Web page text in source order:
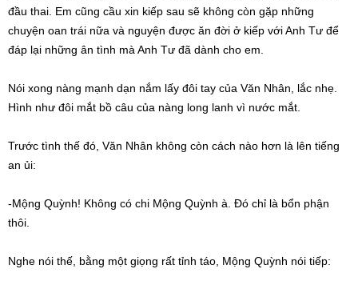
đầu thai. Em cũng cầu xin kiếp sau sẽ không còn gặp những
chuyện oan trái nữa và nguyện được ăn đời ở kiếp với Anh Tư để
đáp lại những ân tình mà Anh Tư đã dành cho em.
Nói xong nàng mạnh dạn nắm lấy đôi tay của Văn Nhân, lắc nhẹ.
Hình như đôi mắt bồ câu của nàng long lanh vì nước mắt.
Trước tình thế đó, Văn Nhân không còn cách nào hơn là lên tiếng
an ủi:
-Mộng Quỳnh! Không có chi Mộng Quỳnh à. Đó chỉ là bổn phận
thôi.
Nghe nói thế, bằng một giọng rất tỉnh táo, Mộng Quỳnh nói tiếp: